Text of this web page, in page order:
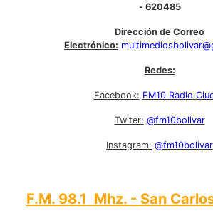
- 620485
Dirección de Correo
Electrónico:
Redes:
Facebook: FM10 Radio
Twiter: @fm10bolivar
Instagram: @fm10bolivar
F.M. 98.1 Mhz. - San